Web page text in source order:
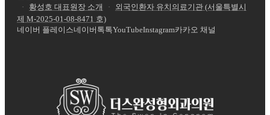
·
황성호 대표원장 소개 ·
외국인환자 유치의료기관 (서울특별시
제 M-2025-01-08-8471 호)
네이버 플레이스네이버톡톡YouTubeInstagram카카오 채널